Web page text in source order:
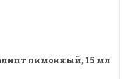
лимонный, 15 мл